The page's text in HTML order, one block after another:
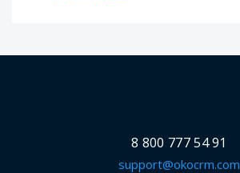
8 800 777 54 91
support@okocrm.com